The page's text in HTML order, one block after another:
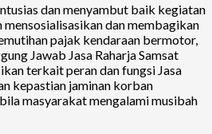
dan menyambut baik kegiatan
mensosialisasikan dan membagikan
pajak kendaraan bermotor,
Jawab Jasa Raharja Samsat
terkait peran dan fungsi Jasa
kepastian jaminan korban
masyarakat mengalami musibah